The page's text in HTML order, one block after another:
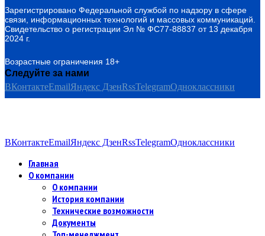
Зарегистрировано Федеральной службой по надзору в сфере
связи, информационных технологий и массовых коммуникаций.
Свидетельство о регистрации Эл № ФС77-88837 от 13 декабря
2024 г.
Возрастные ограничения 18+
Следуйте за нами
ВКонтактеEmailЯндекс ДзенRssTelegramОдноклассники
ВКонтактеEmailЯндекс ДзенRssTelegramОдноклассники
Главная
О компании
О компании
История компании
Технические возможности
Документы